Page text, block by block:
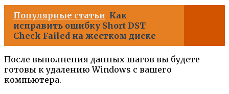
Популярные статьи Как
исправить ошибку Short DST
Check Failed на жестком диске
После выполнения данных шагов вы будете
готовы к удалению Windows с вашего
компьютера.